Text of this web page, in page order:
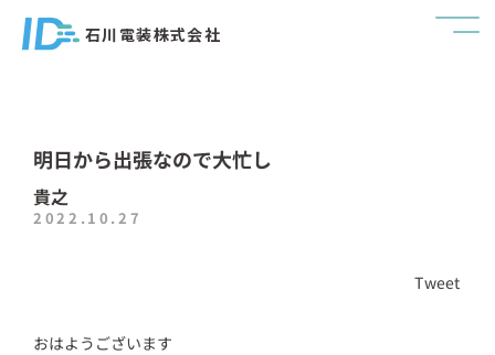
石川電装株式会社
明日から出張なので大忙し
貴之
2022.10.27
Tweet
おはようございます